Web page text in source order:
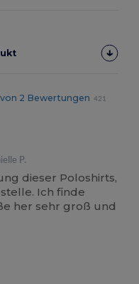
von 2 Bewertungen
421
P.
dieser Poloshirts,
Ich finde
her sehr groß und